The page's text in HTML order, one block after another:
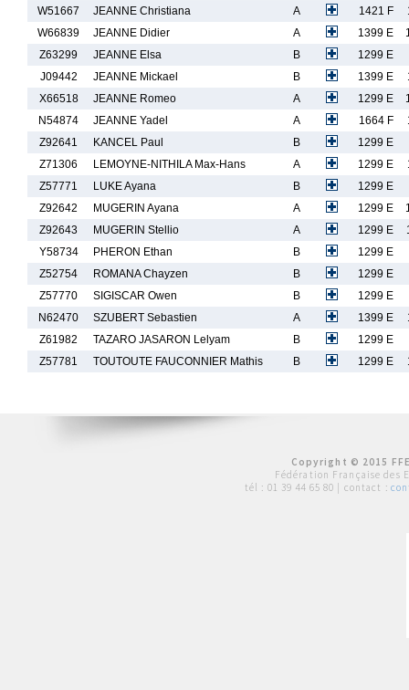
W51667
JEANNE Christiana A 1421 F
W66839
JEANNE Didier A 1399 E
Z63299
JEANNE Elsa B
1299 E
J09442
JEANNE Mickael B 1399 E
X66518
JEANNE Romeo A 1299 E
N54874
JEANNE Yadel A 1664 F
Z92641
KANCEL Paul B
1299 E
Z71306
LEMOYNE-NITHILA Max-Hans A 1299 E
Z57771
LUKE Ayana B
1299 E
Z92642
MUGERIN Ayana A 1299 E
Z92643
MUGERIN Stellio A 1299 E
Y58734
PHERON Ethan B
1299 E
Z52754
ROMANA Chayzen B
1299 E
Z57770
SIGISCAR Owen B
1299 E
N62470
SZUBERT Sebastien A 1399 E
Z61982
TAZARO JASARON Lelyam B
1299 E
Z57781
TOUTOUTE FAUCONNIER Mathis B 1299 E
Copyright © 2015
Fédération Française des
tél : 01 39 44 65 80 | contact :